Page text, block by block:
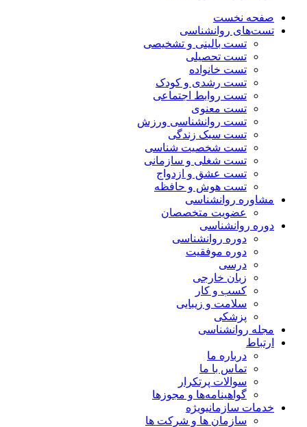
صفحه نخست
تست‌های روانشناسی
تست بالینی و تشخیصی
تست تحصیلی
تست خانواده
تست رشدی و کودک
تست روابط اجتماعی
تست معنوی
تست روانشناسی ورزش
تست سبک زندگی
تست شخصیت شناسی
تست شغلی و سازمانی
تست عشق و ازدواج
تست هوش و حافظه
مشاوره روانشناسی
عضویت متخصصان
دوره روانشناسی
دوره روانشناسی
دوره موفقیت
درسی
زبان خارجی
کسب و کار
سلامت و زیبایی
پزشکی
مجله روانشناسی
ارتباط
درباره ما
تماس با ما
سوالات پرتکرار
گواهینامه‌ها و مجوزها
خدمات سازمانیویژه
سازمان ها و شرکت ها